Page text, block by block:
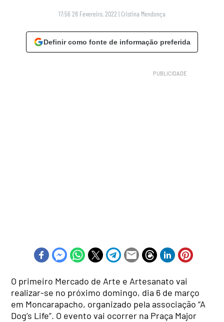
17:56 28 Fevereiro, 2022 | Cristina Mendonça
Definir como fonte de informação preferida
O primeiro Mercado de Arte e Artesanato vai
realizar-se no próximo domingo, dia 6 de março
em Moncarapacho, organizado pela associação “A
Dog’s Life”. O evento vai ocorrer na Praça Major